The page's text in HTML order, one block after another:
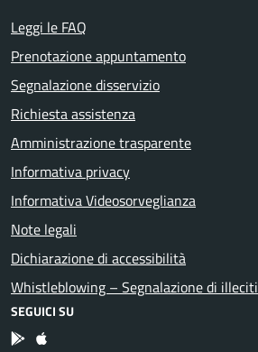
Leggi le FAQ
Prenotazione appuntamento
Segnalazione disservizio
Richiesta assistenza
Amministrazione trasparente
Informativa privacy
Informativa Videosorveglianza
Note legali
Dichiarazione di accessibilità
Whistleblowing – Segnalazione di illeciti
SEGUICI SU
App Android
App IOS